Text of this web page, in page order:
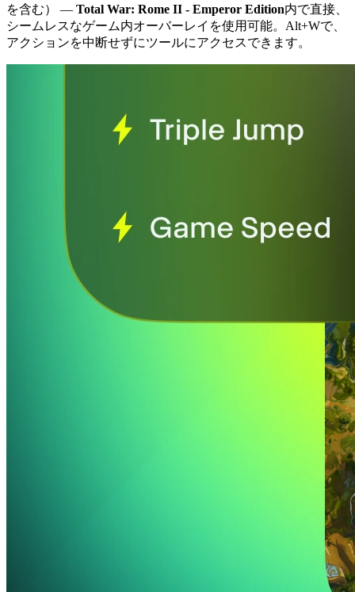
を含む） — Total War: Rome II - Emperor Edition内で直接、
シームレスなゲーム内オーバーレイを使用可能。Alt+Wで、
アクションを中断せずにツールにアクセスできます。